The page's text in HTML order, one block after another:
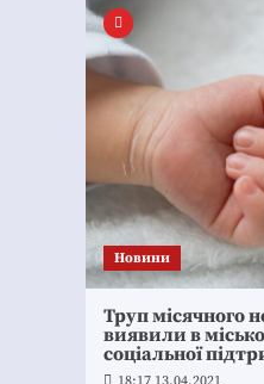
Новини
Труп місячного
виявили в
соціальної